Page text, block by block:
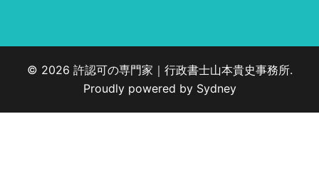
© 2026 許認可の専門家｜行政書士山本貴史事務所.
Proudly powered by Sydney